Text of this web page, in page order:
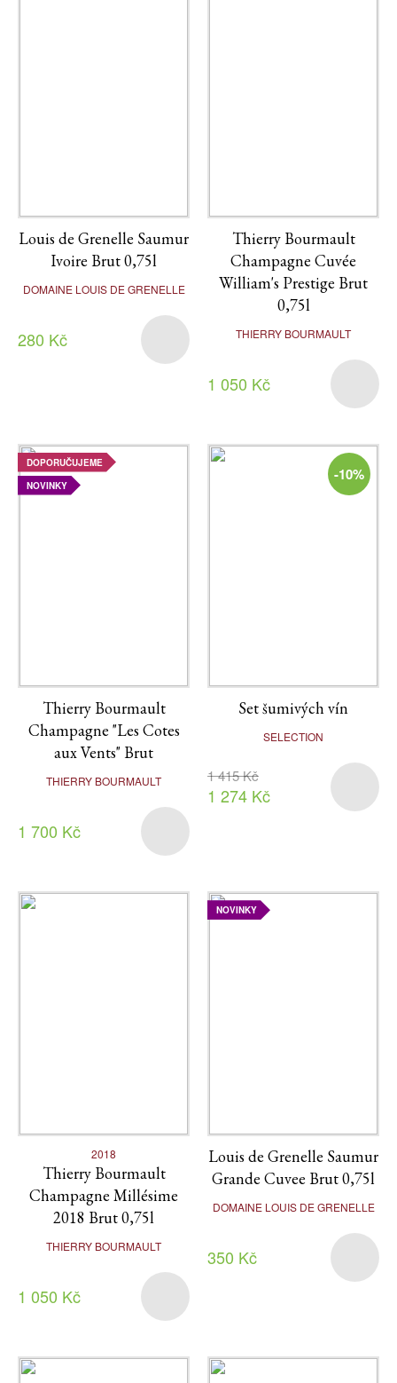
Louis de Grenelle Saumur
Ivoire Brut 0,75l
DOMAINE LOUIS DE GRENELLE
280 Kč
Thierry Bourmault
Champagne Cuvée
William's Prestige Brut
0,75l
THIERRY BOURMAULT
1 050 Kč
DOPORUČUJEME
NOVINKY
Thierry Bourmault
Champagne "Les Cotes
aux Vents" Brut
THIERRY BOURMAULT
1 700 Kč
-10%
Set šumivých vín
SELECTION
1 415 Kč
1 274 Kč
2018
Thierry Bourmault
Champagne Millésime
2018 Brut 0,75l
THIERRY BOURMAULT
1 050 Kč
NOVINKY
Louis de Grenelle Saumur
Grande Cuvee Brut 0,75l
DOMAINE LOUIS DE GRENELLE
350 Kč